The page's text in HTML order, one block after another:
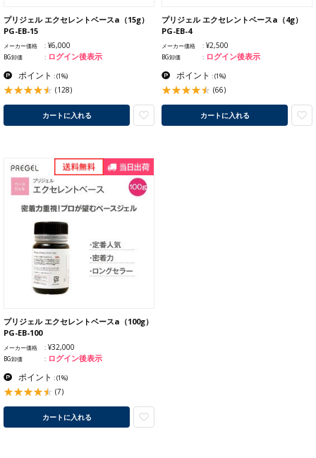
プリジェル エクセレントベースa（15g）
PG-EB-15
メーカー価格 ¥6,000
BG卸価 ログイン後表示
ポイント :(1%)
(128)
カートに入れる
プリジェル エクセレントベースa（4g）
PG-EB-4
メーカー価格 ¥2,500
BG卸価 ログイン後表示
ポイント :(1%)
(66)
カートに入れる
プリジェル エクセレントベースa（100g）
PG-EB-100
メーカー価格 ¥32,000
BG卸価 ログイン後表示
ポイント :(1%)
(7)
カートに入れる